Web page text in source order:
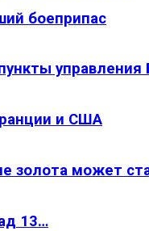
боеприпас
и США
золота может
13…